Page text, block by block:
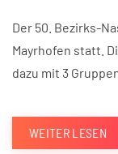
Der 50. Bezirks-
Mayrhofen statt.
dazu mit 3
WEITER LESEN